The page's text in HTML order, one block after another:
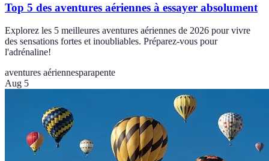
Top 5 des aventures aériennes à essayer absolument
Explorez les 5 meilleures aventures aériennes de 2026 pour vivre
des sensations fortes et inoubliables. Préparez-vous pour
l'adrénaline!
aventures aériennesparapente
Aug 5